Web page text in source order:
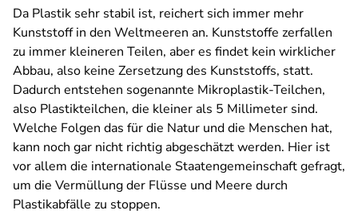
Da Plastik sehr stabil ist, reichert sich immer mehr
Kunststoff in den Weltmeeren an. Kunststoffe zerfallen
zu immer kleineren Teilen, aber es findet kein wirklicher
Abbau, also keine Zersetzung des Kunststoffs, statt.
Dadurch entstehen sogenannte Mikroplastik-Teilchen,
also Plastikteilchen, die kleiner als 5 Millimeter sind.
Welche Folgen das für die Natur und die Menschen hat,
kann noch gar nicht richtig abgeschätzt werden. Hier ist
vor allem die internationale Staatengemeinschaft gefragt,
um die Vermüllung der Flüsse und Meere durch
Plastikabfälle zu stoppen.